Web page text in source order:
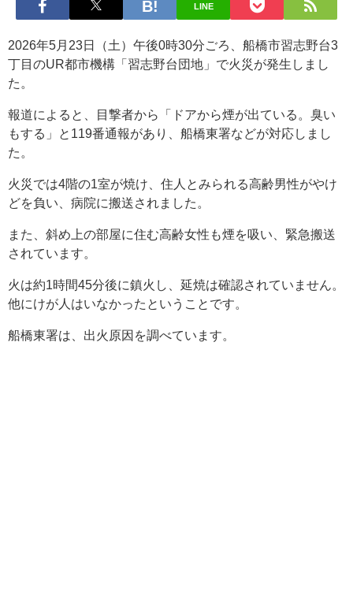
LINE
2026年5月23日（土）午後0時30分ごろ、船橋市習志野台3
丁目のUR都市機構「習志野台団地」で火災が発生しまし
た。
報道によると、目撃者から「ドアから煙が出ている。臭い
もする」と119番通報があり、船橋東署などが対応しまし
た。
火災では4階の1室が焼け、住人とみられる高齢男性がやけ
どを負い、病院に搬送されました。
また、斜め上の部屋に住む高齢女性も煙を吸い、緊急搬送
されています。
火は約1時間45分後に鎮火し、延焼は確認されていません。
他にけが人はいなかったということです。
船橋東署は、出火原因を調べています。